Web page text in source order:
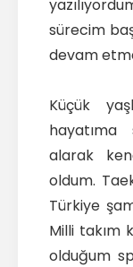
sürecim
devam
Küçük
alarak
oldum.
Türkiye
Milli takım
olduğum